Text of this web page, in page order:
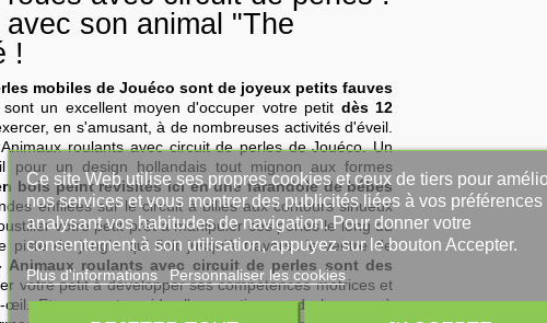
son animal "The
!
mobiles de Jouéco sont de joyeux petits fauves
un excellent moyen d'occuper votre petit dès 12
en s'amusant, à de nombreuses activités d'éveil.
roulants avec circuit de perles de Jouéco. Un
un design hollandais tout mignon aux formes
bois peint revisités ici en une farandole de bébés
enfilées sur le circuit à billes aux contours sinueux
votre petit prêt à manipuler ces perles le long du
piste de jungle qui finit jusqu'à travers...le ventre de
Animaux roulants avec circuit de perles sont des
votre petit à développer ses compétences motrices et
œil. Et avec votre aide, l'apprentissage du langage à
Ce site Web utilise ses propres cookies et ceux de tiers pour
nos services et vous montrer des publicités liées à vos préférences
analysant vos habitudes de navigation. Pour donner votre
consentement à son utilisation, appuyez sur le bouton Accepter.
Plus d'informations Personnaliser les cookies